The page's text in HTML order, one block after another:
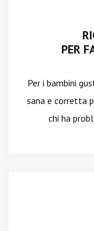
PER
Per i bambini
sana e corretta
chi ha